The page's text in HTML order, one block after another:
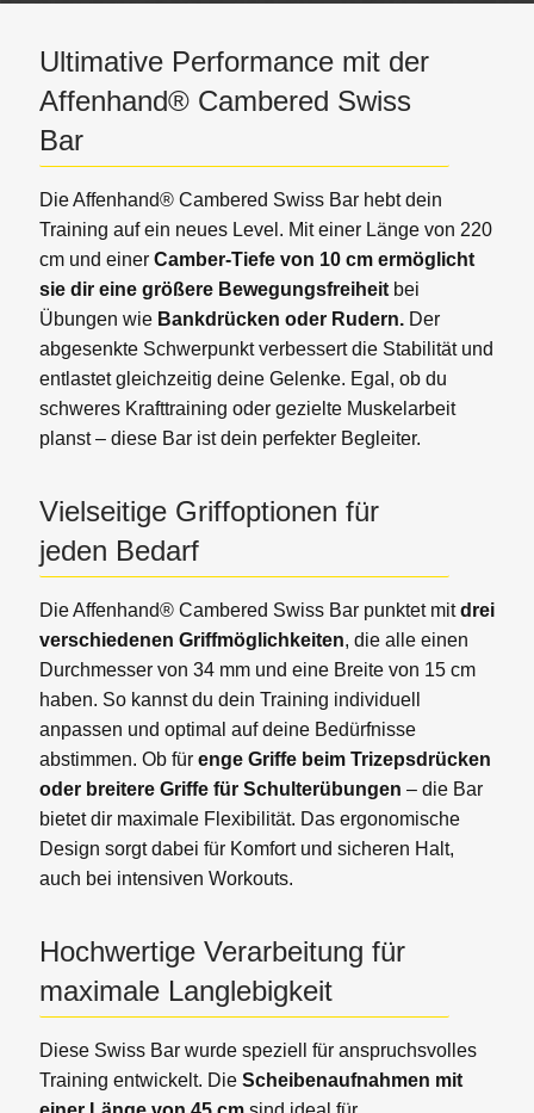
Ultimative Performance mit der
Affenhand® Cambered Swiss
Bar
Die Affenhand® Cambered Swiss Bar hebt dein
Training auf ein neues Level. Mit einer Länge von 220
cm und einer Camber-Tiefe von 10 cm ermöglicht
sie dir eine größere Bewegungsfreiheitbei
Übungen wie Bankdrücken oder Rudern.Der
abgesenkte Schwerpunkt verbessert die Stabilität und
entlastet gleichzeitig deine Gelenke. Egal, ob du
schweres Krafttraining oder gezielte Muskelarbeit
planst – diese Bar ist dein perfekter Begleiter.
Vielseitige Griffoptionen für
jeden Bedarf
Die Affenhand® Cambered Swiss Bar punktet mitdrei
verschiedenen Griffmöglichkeiten, die alle einen
Durchmesser von 34 mm und eine Breite von 15 cm
haben. So kannst du dein Training individuell
anpassen und optimal auf deine Bedürfnisse
abstimmen. Ob für enge Griffe beim Trizepsdrücken
oder breitere Griffe für Schulterübungen – die Bar
bietet dir maximale Flexibilität. Das ergonomische
Design sorgt dabei für Komfort und sicheren Halt,
auch bei intensiven Workouts.
Hochwertige Verarbeitung für
maximale Langlebigkeit
Diese Swiss Bar wurde speziell für anspruchsvolles
Training entwickelt. Die Scheibenaufnahmen mit